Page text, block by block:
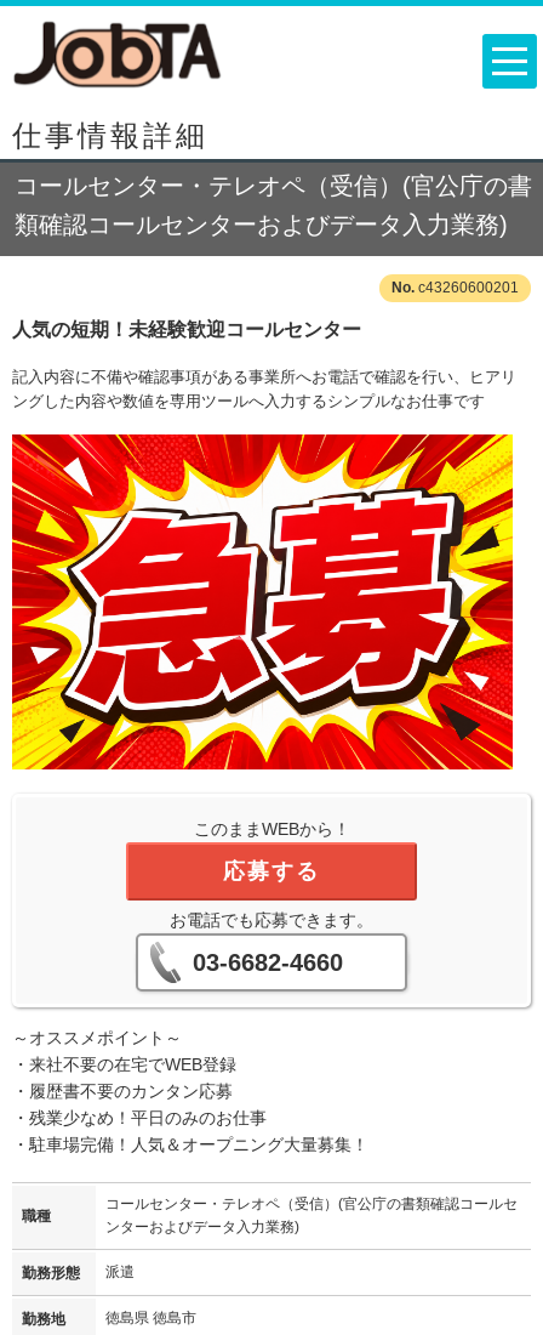
仕事情報詳細
コールセンター・テレオペ（受信）(官公庁の書
類確認コールセンターおよびデータ入力業務)
c43260600201
人気の短期！未経験歓迎コールセンター
記入内容に不備や確認事項がある事業所へお電話で確認を行い、ヒアリ
ングした内容や数値を専用ツールへ入力するシンプルなお仕事です
このままWEBから！
応募する
お電話でも応募できます。
03-6682-4660
～オススメポイント～
・来社不要の在宅でWEB登録
・履歴書不要のカンタン応募
・残業少なめ！平日のみのお仕事
・駐車場完備！人気＆オープニング大量募集！
職種
コールセンター・テレオペ（受信）(官公庁の書類確認コールセ
ンターおよびデータ入力業務)
勤務形態 派遣
勤務地 徳島県 徳島市